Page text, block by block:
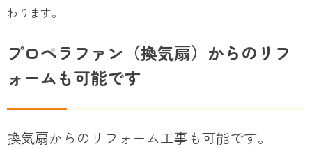
わります。
プロペラファン（換気扇）からのリフ
ォームも可能です
換気扇からのリフォーム工事も可能です。